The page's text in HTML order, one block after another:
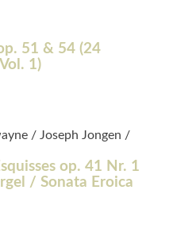
51 & 54 (24
1)
/ Joseph Jongen /
op. 41 Nr. 1
/ Sonata Eroica